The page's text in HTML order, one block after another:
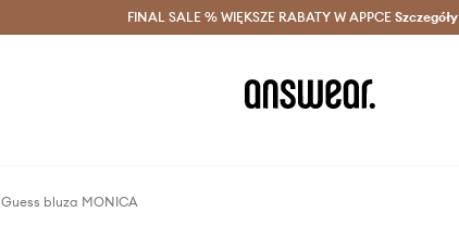
Oszczędzaj z Answear Club > Dostawa nawet w 24h >
FINAL SALE % WIĘKSZE RABATY W APPCE Szczegóły
Guess bluza MONICA